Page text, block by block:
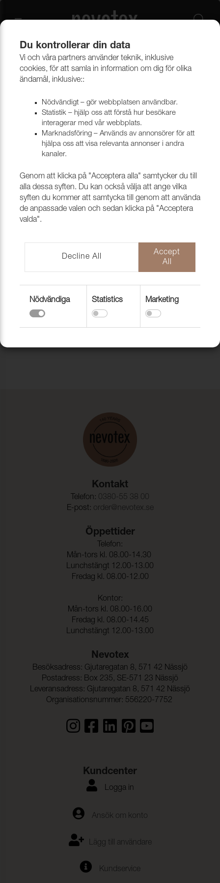
Övrigt Sytråd Serafil (polyester)
Filtrera
SYTRÅD SERAFIL
Till toppen av sidan
Kontakt
Telefon: 0380-55 38 00
E-post: order@nevotex.se
Öppettider
Telefon:
Mån-tors kl. 08.00-14.30
Lunchstängt 12.00-13.00
Fredag kl. 08.00-12.00
Kontor:
Mån-tors kl. 08.00-16.00
Fredag kl. 08.00-14.45
Lunchstängt 12.00-13.00
Nevotex
Besöksadress: Gjutaregatan 8, 571 42 Nässjö
Postadress: Box 235, SE-571 23 Nässjö
Leveransadress: Gjutaregatan 8, 571 42 Nässjö
Organisationsnummer: 556220-7752
Kundcenter
Logga in
Ansök om konto
Lägg till användare
Kundservice
Du kontrollerar din data
Vi och våra partners använder teknik, inklusive
cookies, för att samla in information om dig för olika
ändamål, inklusive::
Nödvändigt – gör webbplatsen användbar.
Statistik – hjälp oss att förstå hur besökare
interagerar med vår webbplats.
Marknadsföring – Används av annonsörer för att
hjälpa oss att visa relevanta annonser i andra
kanaler.
Genom att klicka på "Acceptera alla" samtycker du till
alla dessa syften. Du kan också välja att ange vilka
syften du kommer att samtycka till genom att använda
de anpassade valen och sedan klicka på "Acceptera
valda".
Decline All
Accept
All
Nödvändiga Statistics Marketing